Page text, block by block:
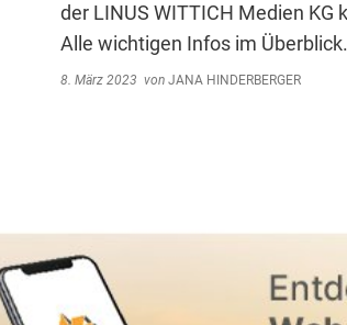
der LINUS WITTICH Medien
Alle wichtigen Infos im Überblick.
8. März 2023 von JANA HINDERBERGER